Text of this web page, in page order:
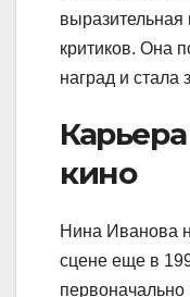
выразительная
критиков. Она
наград и стала
кино
Нина Иванова
сцене еще в
первоначально